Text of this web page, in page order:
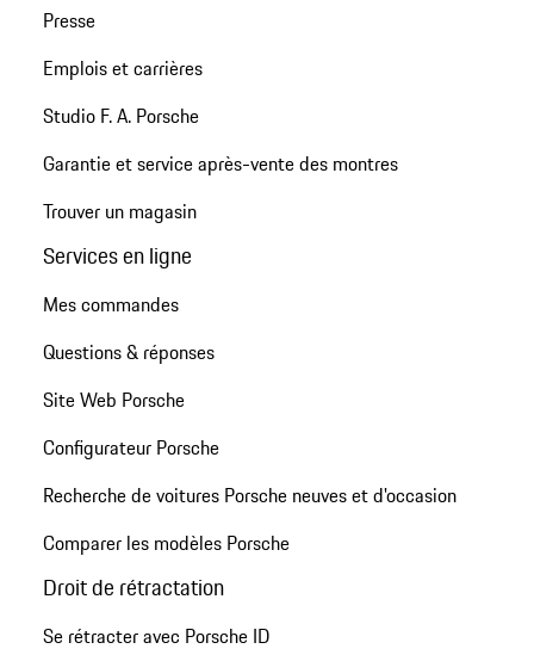
Presse
Emplois et carrières
Studio F. A. Porsche
Garantie et service après-vente des montres
Trouver un magasin
Services en ligne
Mes commandes
Questions & réponses
Site Web Porsche
Configurateur Porsche
Recherche de voitures Porsche neuves et d'occasion
Comparer les modèles Porsche
Droit de rétractation
Se rétracter avec Porsche ID